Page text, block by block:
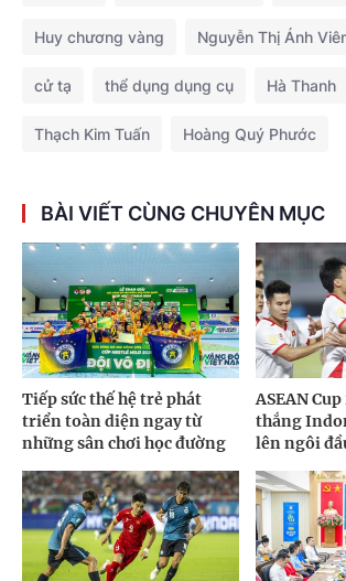
Huy chương vàng Nguyễn Thị Ánh
cử tạ thể dụng dụng cụ Hà Thanh
Thạch Kim Tuấn Hoàng Quý Phước
BÀI VIẾT CÙNG CHUYÊN MỤC
Tiếp sức thế hệ trẻ phát
triển toàn diện ngay từ
những sân chơi học đường
ASEAN
thắng
lên ngôi